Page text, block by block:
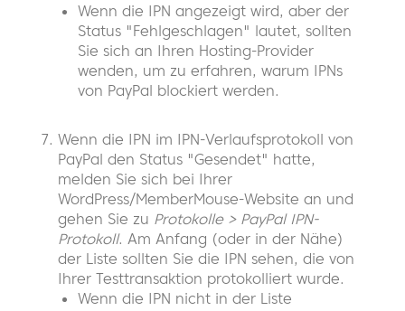
Wenn die IPN angezeigt wird, aber der
Status "Fehlgeschlagen" lautet, sollten
Sie sich an Ihren Hosting-Provider
wenden, um zu erfahren, warum IPNs
von PayPal blockiert werden.
Wenn die IPN im IPN-Verlaufsprotokoll von
PayPal den Status "Gesendet" hatte,
melden Sie sich bei Ihrer
WordPress/MemberMouse-Website an und
gehen Sie zu Protokolle > PayPal IPN-
Protokoll. Am Anfang (oder in der Nähe)
der Liste sollten Sie die IPN sehen, die von
Ihrer Testtransaktion protokolliert wurde.
Wenn die IPN nicht in der Liste